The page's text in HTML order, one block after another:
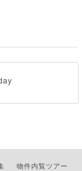
物件内覧ツアー